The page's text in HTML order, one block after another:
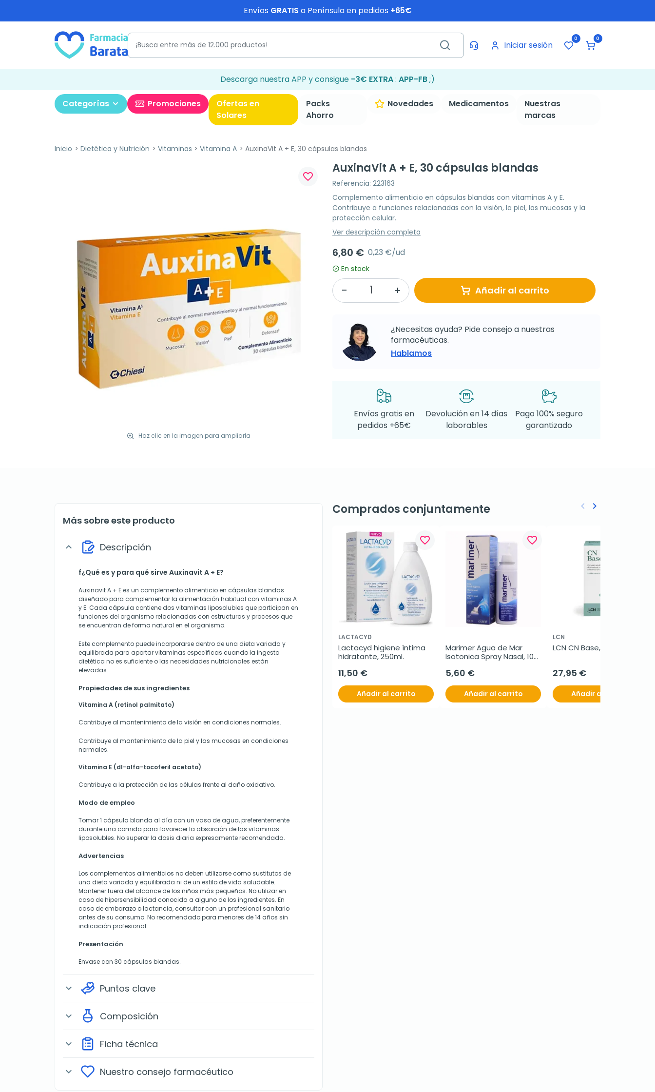
Envíos GRATIS a Península en pedidos +65€
Iniciar sesión
0 0
Descarga nuestra APP y consigue -3€ EXTRA: APP-FB;)
Categorías Promociones
Ofertas en
Solares
Packs
Ahorro
Novedades Medicamentos
Nuestras
marcas
Inicio Dietética y Nutrición Vitaminas Vitamina A AuxinaVit A + E, 30 cápsulas blandas
Haz clic en la imagen para ampliarla
favorite_border
AuxinaVit A + E, 30 cápsulas blandas
Referencia: 223163
Complemento alimenticio en cápsulas blandas con vitaminas A y E.
Contribuye a funciones relacionadas con la visión, la piel, las mucosas y la
protección celular.
Ver descripción completa
6,80 € 0,23 €/ud
En stock
Añadir al carrito
¿Necesitas ayuda? Pide consejo a nuestras
farmacéuticas.
Hablamos
Envíos gratis en
pedidos +65€
Devolución en 14 días
laborables
Pago 100% seguro
garantizado
Más sobre este producto
expand_more Descripción
f¿Qué es y para qué sirve Auxinavit A + E?
Auxinavit A + E es un complemento alimenticio en cápsulas blandas
diseñado para complementar la alimentación habitual con vitaminas A
y E. Cada cápsula contiene dos vitaminas liposolubles que participan en
funciones del organismo relacionadas con estructuras y procesos que
se encuentran de forma natural en el organismo.
Este complemento puede incorporarse dentro de una dieta variada y
equilibrada para aportar vitaminas específicas cuando la ingesta
dietética no es suficiente o las necesidades nutricionales están
elevadas.
Propiedades de sus ingredientes
Vitamina A (retinol palmitato)
Contribuye al mantenimiento de la visión en condiciones normales.
Contribuye al mantenimiento de la piel y las mucosas en condiciones
normales.
Vitamina E (dl-alfa-tocoferil acetato)
Contribuye a la protección de las células frente al daño oxidativo.
Modo de empleo
Tomar 1 cápsula blanda al día con un vaso de agua, preferentemente
durante una comida para favorecer la absorción de las vitaminas
liposolubles. No superar la dosis diaria expresamente recomendada.
Advertencias
Los complementos alimenticios no deben utilizarse como sustitutos de
una dieta variada y equilibrada ni de un estilo de vida saludable.
Mantener fuera del alcance de los niños más pequeños. No utilizar en
caso de hipersensibilidad conocida a alguno de los ingredientes. En
caso de embarazo o lactancia, consultar con un profesional sanitario
antes de su consumo. No recomendado para menores de 14 años sin
indicación profesional.
Presentación
Envase con 30 cápsulas blandas.
expand_more Puntos clave
expand_more Composición
expand_more Ficha técnica
expand_more Nuestro consejo farmacéutico
Comprados conjuntamente
favorite_border
LACTACYD
Lactacyd higiene íntima
hidratante, 250ml.
11,50 €
Añadir al carrito
favorite_border
Marimer Agua de Mar
Isotonica Spray Nasal, 100
5,60 €
Añadir al carrito
LCN
LCN CN Base, 60 Cápsulas
27,95 €
Añadir al carrito
Anterior
keyboard_arrow_left Siguiente
keyboard_arrow_right